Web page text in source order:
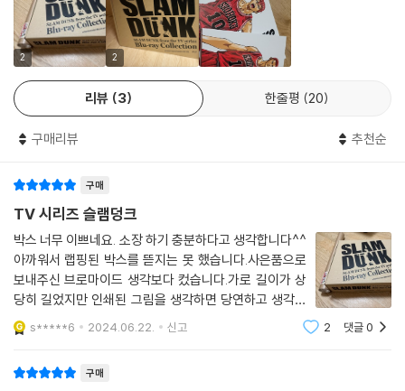
2 2
리뷰 3 한줄평 20
구매리뷰 추천순
구매
TV 시리즈 슬램덩크
박스 너무 이쁘네요. 소장 하기 충분하다고 생각합니다^^
아까워서 랩핑된 박스를 뜯지는 못 했습니다.사은품으로
보내주신 브로마이드 생각보다 컸습니다.가로 길이가 상
당히 길었지만 인쇄된 그림을 생각하면 당연하고 생각합
니다. 배송도 예정보다 빨랐습니다.
s*****6 2024.06.22. 신고 2 댓글0
구매